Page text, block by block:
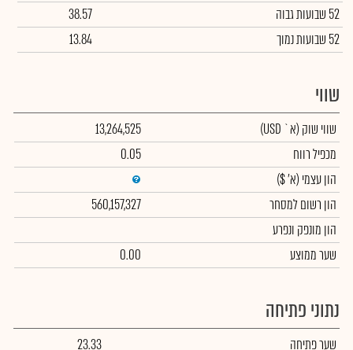
52 שבועות גבוה
38.57
52 שבועות נמוך
13.84
שווי
שווי שוק (א` USD)
13,264,525
מכפיל רווח
0.05
הון עצמי (א' $)
הון רשום למסחר
560,157,327
הון מונפק ונפרע
שער ממוצע
0.00
נתוני פתיחה
שער פתיחה 23.33